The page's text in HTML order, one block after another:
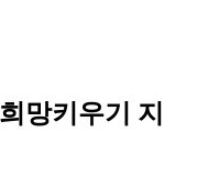
망키우기 지